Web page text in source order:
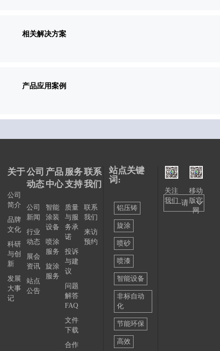
相关解决方案
产品应用案例
关于
公司
简介
品牌
文化
科研
与创
新
发展
大事
记
公司
动态
公司
新闻
行业
动态
展会
资讯
站点
公告
产品
中心
智能
涂装
设备
喷涂
服务
旋涂
服务
服务
支持
质量
与服
务承
诺
投诉
与建
议
问题
解答
FAQ
文件
下载
合作
联系
我们
联系
我们
来访
预约
站点关键
词:
铝压铸
旋涂
喷砂
喷漆
智能设备
非标自动
化
节能环保
高效
关注
我们
移动
版官
网
——请